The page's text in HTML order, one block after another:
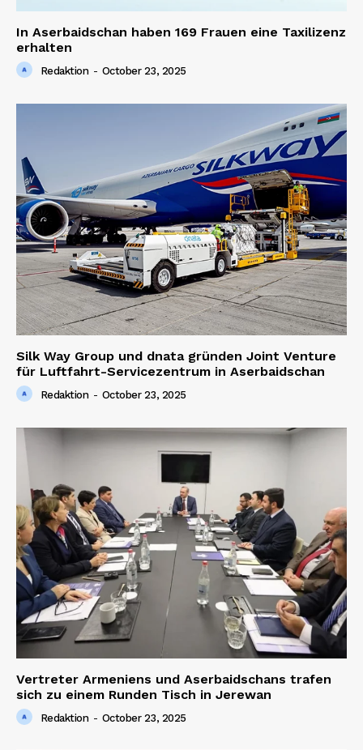
In Aserbaidschan haben 169 Frauen eine Taxilizenz
erhalten
Redaktion - October 23, 2025
Silk Way Group und dnata gründen Joint Venture
für Luftfahrt-Servicezentrum in Aserbaidschan
Redaktion - October 23, 2025
Vertreter Armeniens und Aserbaidschans trafen
sich zu einem Runden Tisch in Jerewan
Redaktion - October 23, 2025